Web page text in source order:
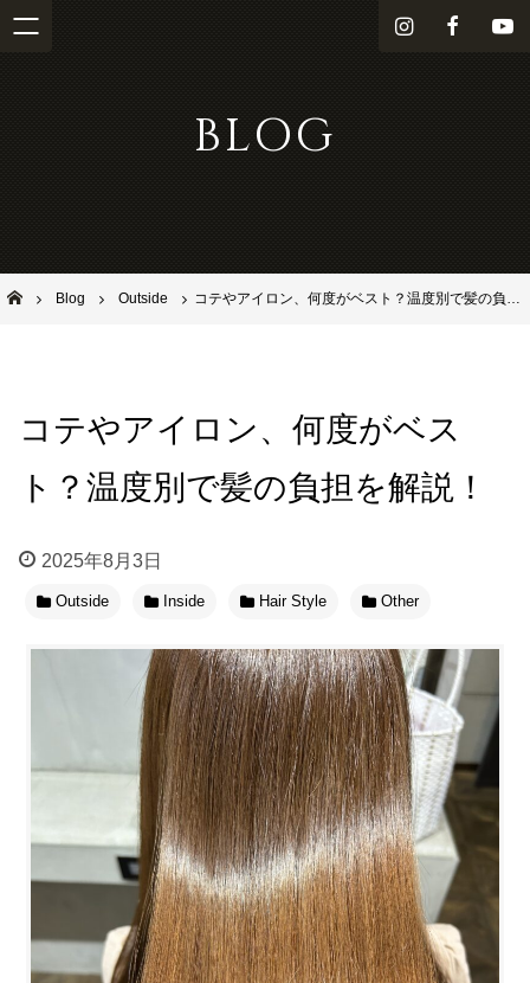
i
m
Y
BLOG
池田市石橋の美容室ならヘアサロンSolana（ソラーナ）
Blog Outside コテやアイロン、何度がベスト？温度別で髪の負担を解説！
コテやアイロン、何度がベス
ト？温度別で髪の負担を解説！
2025年8月3日
Outside Inside Hair Style Other